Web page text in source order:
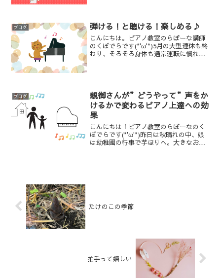
ブログ 弾ける！と聴ける！楽しめる♪
こんにちは。ピアノ教室のらぼーな講師
のくぼでらです(*'ω'*)5月の大型連休も終
わり、そろそろ身体も通常運転に慣れて
ブログ
親御さんが”どうやって”声をか
けるかで変わるピアノ上達への効
果
こんにちは！ピアノ教室のらぼーなのく
ぼでらです(*'ω'*)昨日は秋晴れの中、娘
は幼稚園の行事で芋ほりへ。大きなお芋
たけのこの季節
拍手って嬉しい